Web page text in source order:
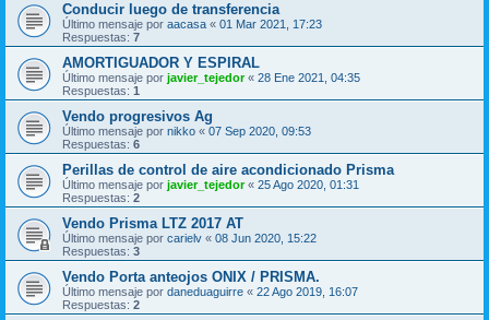
Conducir luego de transferencia
Último mensaje por aacasa « 01 Mar 2021, 17:23
Respuestas: 7
AMORTIGUADOR Y ESPIRAL
Último mensaje por javier_tejedor« 28 Ene 2021, 04:35
Respuestas: 1
Vendo progresivos Ag
Último mensaje por nikko « 07 Sep 2020, 09:53
Respuestas: 6
Perillas de control de aire acondicionado Prisma
Último mensaje por javier_tejedor« 25 Ago 2020, 01:31
Respuestas: 2
Vendo Prisma LTZ 2017 AT
Último mensaje por carielv « 08 Jun 2020, 15:22
Respuestas: 3
Vendo Porta anteojos ONIX / PRISMA.
Último mensaje por daneduaguirre « 22 Ago 2019, 16:07
Respuestas: 2